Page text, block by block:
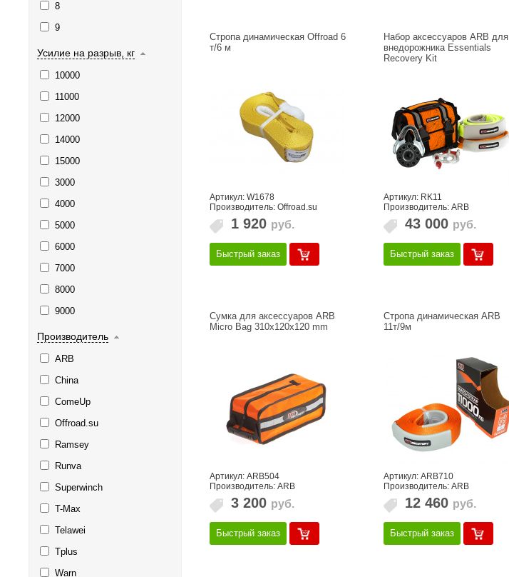
8
9
Усилие на разрыв, кг
10000
11000
12000
14000
15000
3000
4000
5000
6000
7000
8000
9000
Производитель
ARB
China
ComeUp
Offroad.su
Ramsey
Runva
Superwinch
T-Max
Telawei
Tplus
Warn
Стропа динамическая Offroad 6
т/6 м
Артикул: W1678
Производитель: Offroad.su
1 920 руб.
Быстрый заказ
Набор аксессуаров ARB для
внедорожника Essentials
Recovery Kit
Артикул: RK11
Производитель: ARB
43 000 руб.
Быстрый заказ
Сумка для аксессуаров ARB
Micro Bag 310x120x120 mm
Артикул: ARB504
Производитель: ARB
3 200 руб.
Быстрый заказ
Стропа динамическая ARB
11т/9м
Артикул: ARB710
Производитель: ARB
12 460 руб.
Быстрый заказ